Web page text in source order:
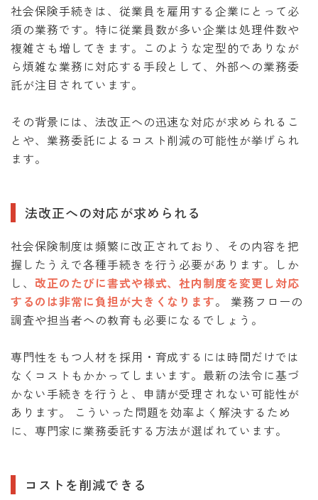
社会保険手続きは、従業員を雇用する企業にとって必
須の業務です。特に従業員数が多い企業は処理件数や
複雑さも増してきます。このような定型的でありなが
ら煩雑な業務に対応する手段として、外部への業務委
託が注目されています。
その背景には、法改正への迅速な対応が求められるこ
とや、業務委託によるコスト削減の可能性が挙げられ
ます。
法改正への対応が求められる
社会保険制度は頻繁に改正されており、その内容を把
握したうえで各種手続きを行う必要があります。しか
し、 改正のたびに書式や様式、社内制度を変更し対応
するのは非常に負担が大きくなります。 業務フローの
調査や担当者への教育も必要になるでしょう。
専門性をもつ人材を採用・育成するには時間だけでは
なくコストもかかってしまいます。最新の法令に基づ
かない手続きを行うと、申請が受理されない可能性が
あります。 こういった問題を効率よく解決するため
に、専門家に業務委託する方法が選ばれています。
コストを削減できる